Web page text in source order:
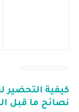
كيفية التحضير
نصائح ما قبل